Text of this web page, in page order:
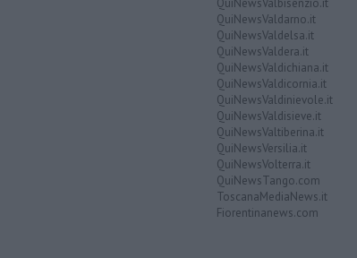
QuiNewsValdarno.it
QuiNewsValdelsa.it
QuiNewsValdera.it
QuiNewsValdichiana.it
QuiNewsValdicornia.it
QuiNewsValdinievole.it
QuiNewsValdisieve.it
QuiNewsValtiberina.it
QuiNewsVersilia.it
QuiNewsVolterra.it
QuiNewsTango.com
ToscanaMediaNews.it
Fiorentinanews.com